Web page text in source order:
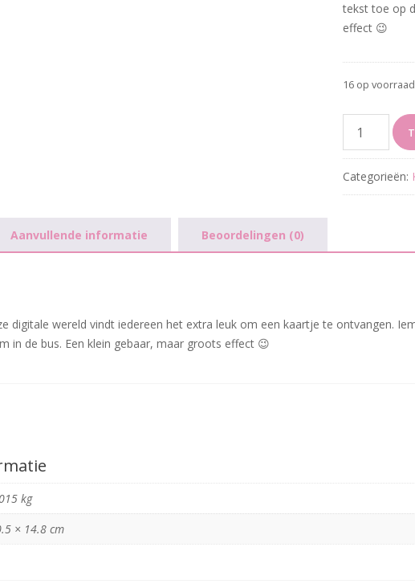
tekst toe op
effect 😉
16 op voorraad
earth
aantal
Categorieën:
Aanvullende informatie Beoordelingen (0)
digitale wereld vindt iedereen het extra leuk om een kaartje te ontvangen.
in de bus. Een klein gebaar, maar groots effect 😉
kg
× 14.8 cm